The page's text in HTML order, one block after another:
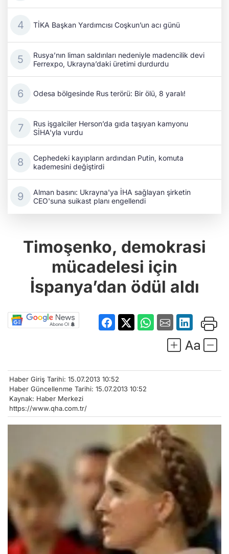
TİKA Başkan Yardımcısı Coşkun’un acı günü
Rusya’nın liman saldırıları nedeniyle madencilik devi
Ferrexpo, Ukrayna’daki üretimi durdurdu
Odesa bölgesinde Rus terörü: Bir ölü, 8 yaralı!
Rus işgalciler Herson’da gıda taşıyan kamyonu
SİHA’yla vurdu
Cephedeki kayıpların ardından Putin, komuta
kademesini değiştirdi
Alman basını: Ukrayna'ya İHA sağlayan şirketin
CEO'suna suikast planı engellendi
Timoşenko, demokrasi
mücadelesi için
İspanya’dan ödül aldı
Haber Giriş Tarihi: 15.07.2013 10:52
Haber Güncellenme Tarihi: 15.07.2013 10:52
Kaynak: Haber Merkezi
https://www.qha.com.tr/